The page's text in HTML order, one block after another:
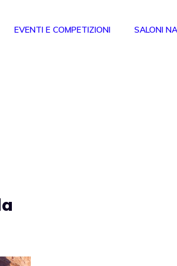
EVENTI E COMPETIZIONI SALONI